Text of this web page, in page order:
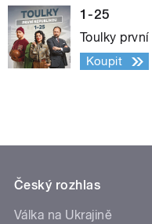
1-25
Toulky
Koupit
Český rozhlas
Válka na Ukrajině